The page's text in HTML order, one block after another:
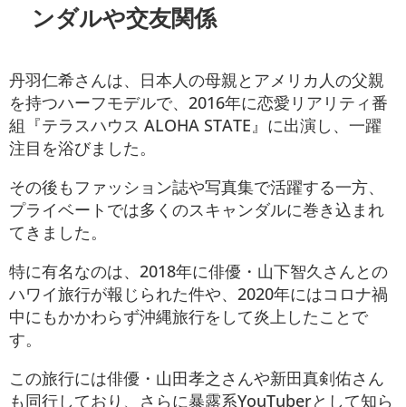
ンダルや交友関係
丹羽仁希さんは、日本人の母親とアメリカ人の父親
を持つハーフモデルで、2016年に恋愛リアリティ番
組『テラスハウス ALOHA STATE』に出演し、一躍
注目を浴びました。
その後もファッション誌や写真集で活躍する一方、
プライベートでは多くのスキャンダルに巻き込まれ
てきました。
特に有名なのは、2018年に俳優・山下智久さんとの
ハワイ旅行が報じられた件や、2020年にはコロナ禍
中にもかかわらず沖縄旅行をして炎上したことで
す。
この旅行には俳優・山田孝之さんや新田真剣佑さん
も同行しており、さらに暴露系YouTuberとして知ら